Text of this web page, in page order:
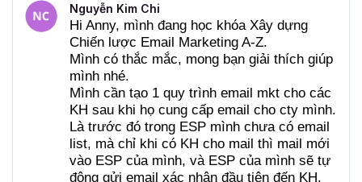
Nguyễn Kim Chi
Hi Anny, mình đang học khóa Xây dựng
Chiến lược Email Marketing A-Z.
Mình có thắc mắc, mong bạn giải thích giúp
mình nhé.
Mình cần tạo 1 quy trình email mkt cho các
KH sau khi họ cung cấp email cho cty mình.
Là trước đó trong ESP mình chưa có email
list, mà chỉ khi có KH cho mail thì mail mới
vào ESP của mình, và ESP của mình sẽ tự
động gửi email xác nhận đầu tiên đến KH.